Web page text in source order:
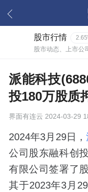
股市行情
股市动态、上市公
派能科技
投180万股质
界面有连云 2024-03-29
2024年3月29日，
公司股东融科创
有限公司签署了
其于2023年3月